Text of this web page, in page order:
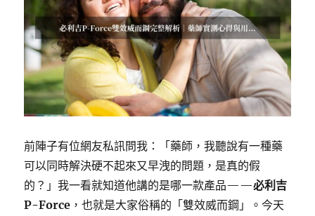
前陣子有位網友私訊問我：「藥師，我聽說有一種藥
可以同時解決硬不起來又早洩的問題，是真的假
的？」我一看就知道他講的是哪一款產品——必利吉
P-Force ，也就是大家俗稱的「雙效威而鋼」。今天